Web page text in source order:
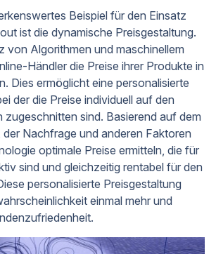
Beispiel für den Einsatz
ist die dynamische Preisgestaltung.
von Algorithmen und maschinellem
Händler die Preise ihrer Produkte in
Dies ermöglicht eine personalisierte
der die Preise individuell auf den
zugeschnitten sind. Basierend auf dem
der Nachfrage und anderen Faktoren
optimale Preise ermitteln, die für
sind und gleichzeitig rentabel für den
personalisierte Preisgestaltung
einmal mehr und